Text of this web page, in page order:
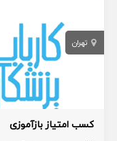
تهران
کسب امتیاز بازآموزی